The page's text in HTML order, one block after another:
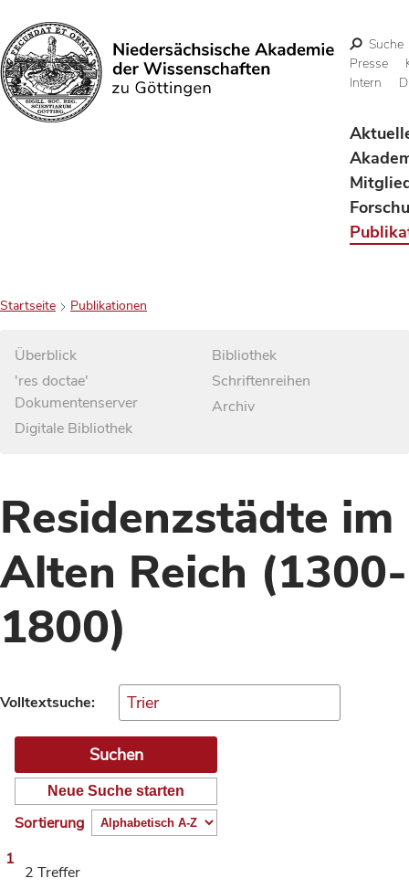
Suchen
Suche
Presse
Intern
Startseite Publikationen
Überblick
'res doctae'
Dokumentenserver
Digitale Bibliothek
Bibliothek
Schriftenreihen
Archiv
Residenzstädte im
Alten Reich (1300-
1800)
Volltextsuche:
Neue Suche starten
Sortierung
1
2 Treffer